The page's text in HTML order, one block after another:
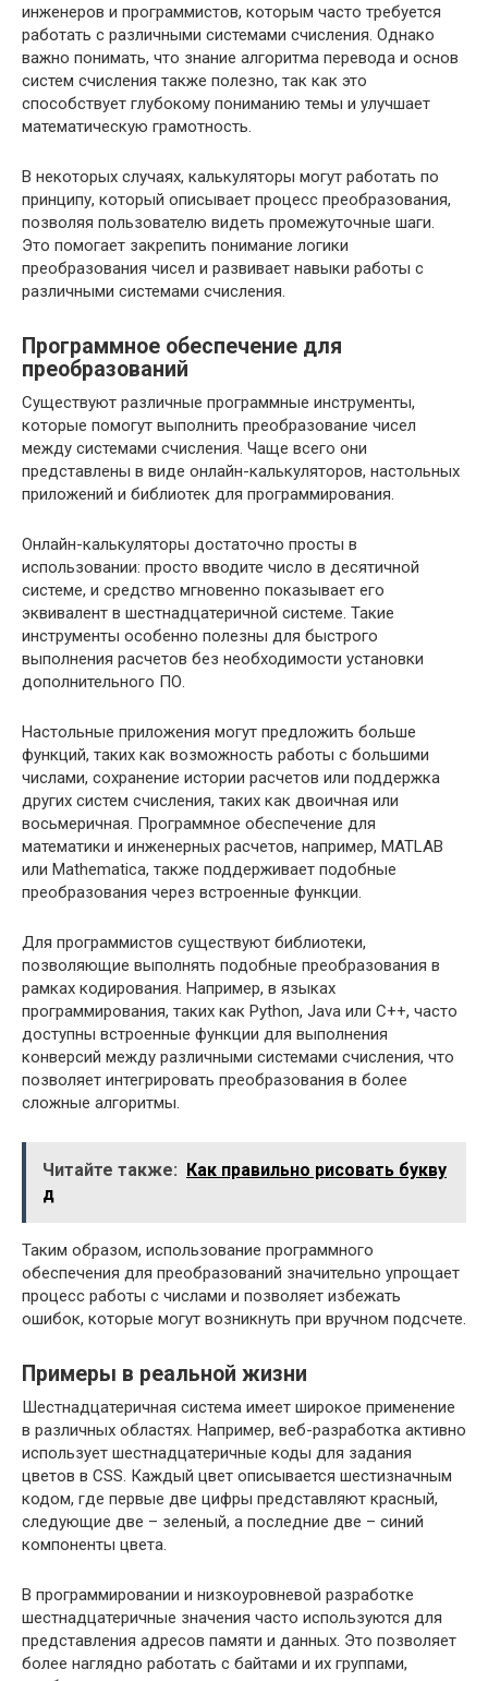
инженеров и программистов, которым часто требуется
работать с различными системами счисления. Однако
важно понимать, что знание алгоритма перевода и основ
систем счисления также полезно, так как это
способствует глубокому пониманию темы и улучшает
математическую грамотность.
В некоторых случаях, калькуляторы могут работать по
принципу, который описывает процесс преобразования,
позволяя пользователю видеть промежуточные шаги.
Это помогает закрепить понимание логики
преобразования чисел и развивает навыки работы с
различными системами счисления.
Программное обеспечение для
преобразований
Существуют различные программные инструменты,
которые помогут выполнить преобразование чисел
между системами счисления. Чаще всего они
представлены в виде онлайн-калькуляторов, настольных
приложений и библиотек для программирования.
Онлайн-калькуляторы достаточно просты в
использовании: просто вводите число в десятичной
системе, и средство мгновенно показывает его
эквивалент в шестнадцатеричной системе. Такие
инструменты особенно полезны для быстрого
выполнения расчетов без необходимости установки
дополнительного ПО.
Настольные приложения могут предложить больше
функций, таких как возможность работы с большими
числами, сохранение истории расчетов или поддержка
других систем счисления, таких как двоичная или
восьмеричная. Программное обеспечение для
математики и инженерных расчетов, например, MATLAB
или Mathematica, также поддерживает подобные
преобразования через встроенные функции.
Для программистов существуют библиотеки,
позволяющие выполнять подобные преобразования в
рамках кодирования. Например, в языках
программирования, таких как Python, Java или C++, часто
доступны встроенные функции для выполнения
конверсий между различными системами счисления, что
позволяет интегрировать преобразования в более
сложные алгоритмы.
Читайте также: Как правильно рисовать букву
д
Таким образом, использование программного
обеспечения для преобразований значительно упрощает
процесс работы с числами и позволяет избежать
ошибок, которые могут возникнуть при вручном подсчете.
Примеры в реальной жизни
Шестнадцатеричная система имеет широкое применение
в различных областях. Например, веб-разработка активно
использует шестнадцатеричные коды для задания
цветов в CSS. Каждый цвет описывается шестизначным
кодом, где первые две цифры представляют красный,
следующие две – зеленый, а последние две – синий
компоненты цвета.
В программировании и низкоуровневой разработке
шестнадцатеричные значения часто используются для
представления адресов памяти и данных. Это позволяет
более наглядно работать с байтами и их группами,